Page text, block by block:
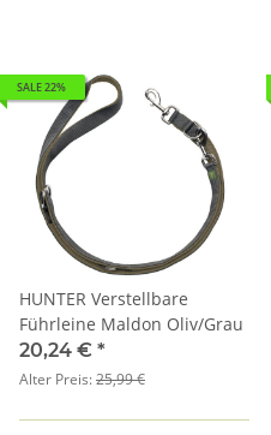
SALE 22%
HUNTER Verstellbare
Führleine Maldon Oliv/Grau
20,24 € *
Alter Preis:25,99 €